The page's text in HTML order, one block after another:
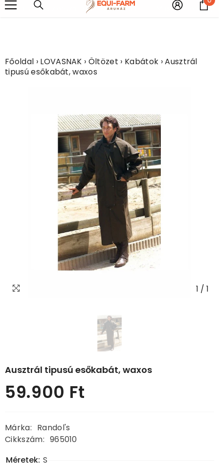
UGRÁS A TARTALOMHOZfém vízlehúzót adunk ajándékba!!!! Most minden
Főoldal › LOVASNAK › Öltözet › Kabátok ›Ausztrál
tipusú esőkabát, waxos
1 / 1
Ausztrál tipusú esőkabát, waxos
Normál
ár
59.900 Ft
Márka: Randol's
Cikkszám: 965010
Méretek: S